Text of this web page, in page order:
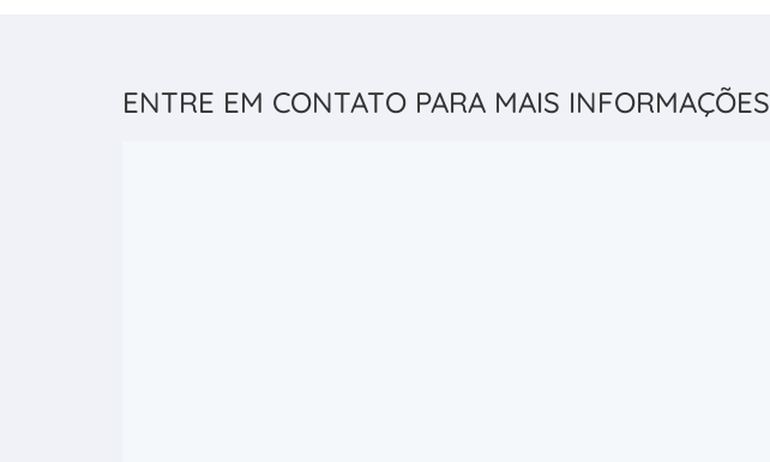
ENTRE EM CONTATO PARA MAIS INFORMAÇÕES